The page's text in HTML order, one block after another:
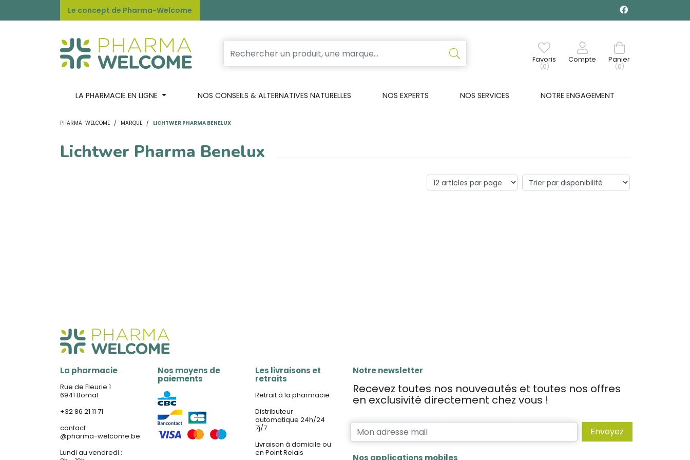
Le concept de Pharma-Welcome
Favoris
(0)
Compte
Panier
(0)
LA PHARMACIE EN LIGNE NOS CONSEILS & ALTERNATIVES NATURELLES NOS EXPERTS NOS SERVICES NOTRE ENGAGEMENT
PHARMA-WELCOME MARQUE LICHTWER PHARMA BENELUX
Lichtwer Pharma Benelux
La pharmacie
Rue de Fleurie 1
6941 Bomal
+32 86 21 11 71
contact
@pharma-welcome.be
Lundi au vendredi :
Nos moyens de
paiements
Les livraisons et
retraits
Retrait à la pharmacie
Distributeur
automatique 24h/24
7j/7
Livraison à domicile ou
en Point Relais
Notre newsletter
Recevez toutes nos nouveautés et toutes nos offres
en exclusivité directement chez vous !
Envoyez
Nos applications mobiles